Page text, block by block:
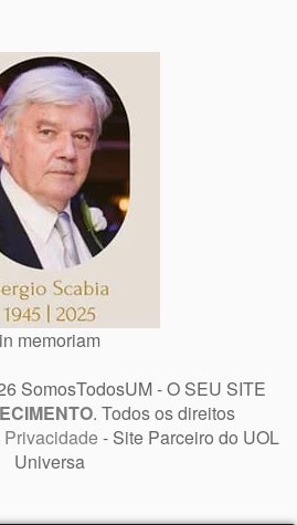
in memoriam
SomosTodosUM - O SEU SITE
. Todos os direitos
- Site Parceiro do UOL
Universa